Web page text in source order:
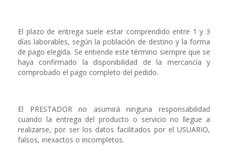
El plazo de entrega suele estar comprendido entre 1 y 3
días laborables, según la población de destino y la forma
de pago elegida. Se entiende este término siempre que se
haya confirmado la disponibilidad de la mercancía y
comprobado el pago completo del pedido.
El PRESTADOR no asumirá ninguna responsabilidad
cuando la entrega del producto o servicio no llegue a
realizarse, por ser los datos facilitados por el USUARIO,
falsos, inexactos o incompletos.